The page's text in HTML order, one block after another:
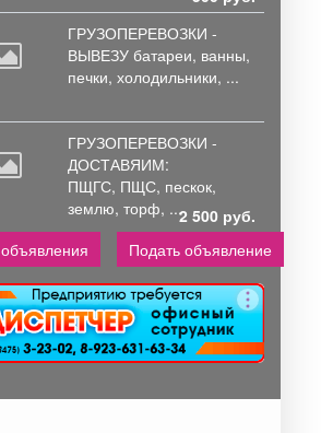
Пеленки
впитывающие
«Медлил» эконом
45660руб
Пена монтажная
«Realist Pro Green
552
ГРУЗОПЕРЕВОЗКИ -
ВЫВЕЗУ батареи, ванны,
печки, холодильники, ...
ГРУЗОПЕРЕВОЗКИ -
ДОСТАВЯИМ:
ПЩГС, ПЩС, пескок,
землю, торф, ...2 500 руб.
Подать объявление